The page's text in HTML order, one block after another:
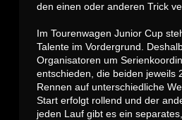
den einen oder anderen Trick
Im Tourenwagen Junior Cup
Talente im Vordergrund.
Organisatoren um
entschieden, die beiden jeweils
Rennen auf unterschiedliche
Start erfolgt rollend und der
jeden Lauf gibt es ein